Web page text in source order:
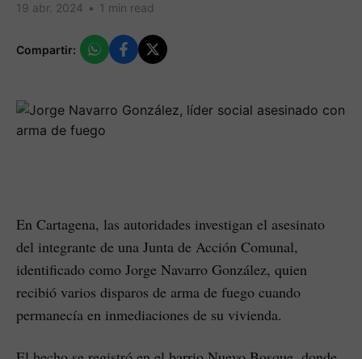
19 abr. 2024 • 1 min read
Compartir:
En Cartagena, las autoridades investigan el asesinato
del integrante de una Junta de Acción Comunal,
identificado como Jorge Navarro González, quien
recibió varios disparos de arma de fuego cuando
permanecía en inmediaciones de su vivienda.